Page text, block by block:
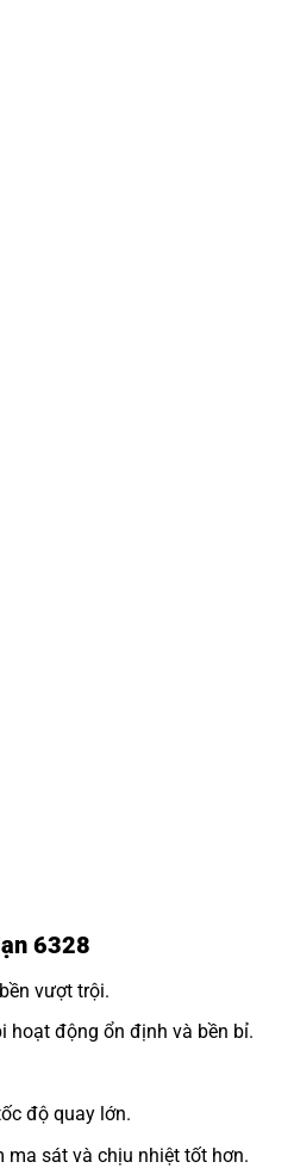
6328
vượt trội.
hoạt động ổn định và bền bỉ.
độ quay lớn.
ma sát và chịu nhiệt tốt hơn.